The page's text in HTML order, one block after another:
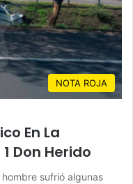
NOTA ROJA
En La
Don Herido
hombre sufrió algunas